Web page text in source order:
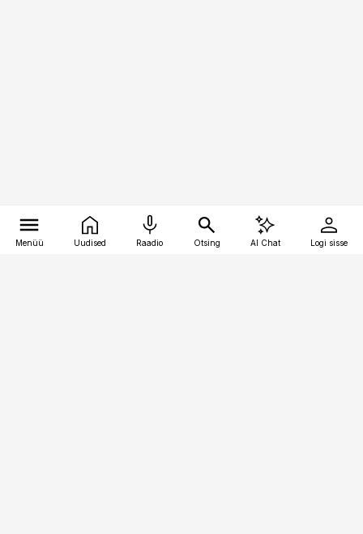
Menüü Uudised Raadio Otsing AI Chat Logi sisse